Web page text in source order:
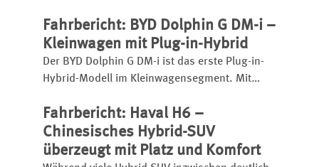
Fahreindruck im Überblick.
Fahrbericht: BYD Dolphin G DM-i –
Kleinwagen mit Plug-in-Hybrid
Der BYD Dolphin G DM-i ist das erste Plug-in-
Hybrid-Modell im Kleinwagensegment. Mit
bis zu 105 Kilometer, insgesamt kann er bis zu
1.040 Kilometer weit kommen.
Fahrbericht: Haval H6 –
Chinesisches Hybrid-SUV
überzeugt mit Platz und Komfort